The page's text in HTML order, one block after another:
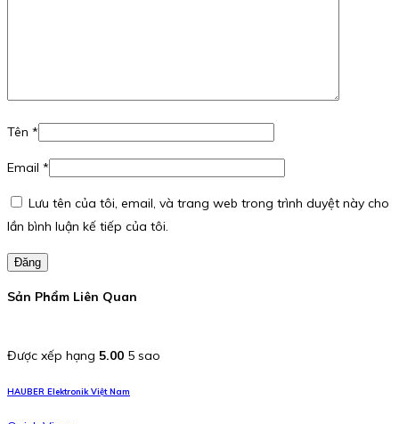
Tên *
Email *
Lưu tên của tôi, email, và trang web trong trình duyệt này cho
lần bình luận kế tiếp của tôi.
Đăng
Sản Phẩm Liên Quan
Được xếp hạng 5.00 5 sao
HAUBER Elektronik Việt Nam